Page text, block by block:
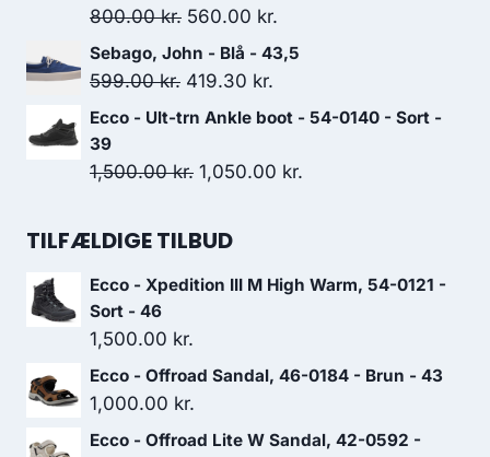
var:
849.00 kr..594.30 kr..
800.00kr. Den
oprindelige
pris
560.00 kr.
aktuelle
Sebago, John - Blå - 43,5
599.00kr. Den
oprindelige
var:
419.30 kr.
aktuelle
er:
Ecco - Ult-trn Ankle boot - 54-0140 - Sort -
39
1,500.00kr. Den
pris
1,500.00 kr..
1,050.00 kr.
1,050.00 kr..
TILFÆLDIGE TILBUD
Ecco - Xpedition III M High Warm, 54-0121 -
Sort - 46
1,500.00 kr.
Ecco - Offroad Sandal, 46-0184 - Brun - 43
1,000.00 kr.
Ecco - Offroad Lite W Sandal, 42-0592 -